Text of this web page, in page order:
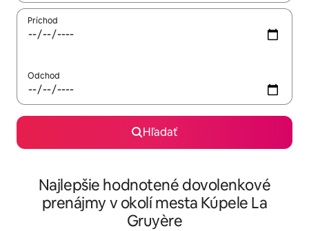
Príchod
Odchod
Hľadať
Najlepšie hodnotené dovolenkové
prenájmy v okolí mesta Kúpele La
Gruyère